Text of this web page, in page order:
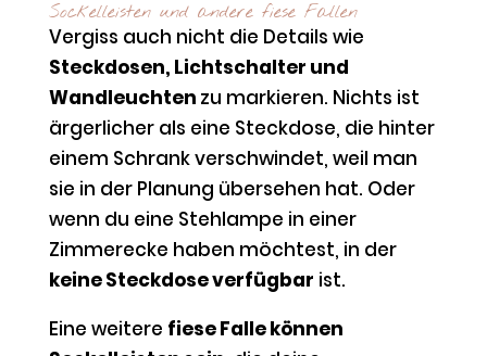
Sockelleisten und andere fiese Fallen
Vergiss auch nicht die Details wie
Steckdosen, Lichtschalter und
Wandleuchten zu markieren. Nichts ist
ärgerlicher als eine Steckdose, die hinter
einem Schrank verschwindet, weil man
sie in der Planung übersehen hat. Oder
wenn du eine Stehlampe in einer
Zimmerecke haben möchtest, in der
keine Steckdose verfügbar ist.
Eine weitere fiese Falle können